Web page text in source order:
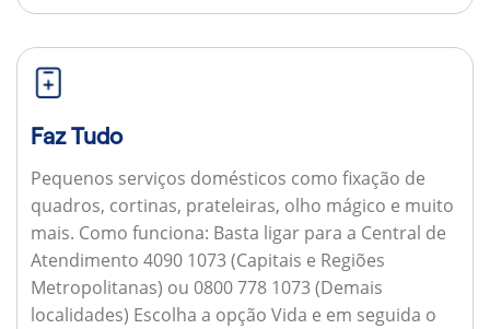
Faz Tudo
Pequenos serviços domésticos como fixação de
quadros, cortinas, prateleiras, olho mágico e muito
mais. Como funciona: Basta ligar para a Central de
Atendimento 4090 1073 (Capitais e Regiões
Metropolitanas) ou 0800 778 1073 (Demais
localidades) Escolha a opção Vida e em seguida o